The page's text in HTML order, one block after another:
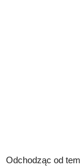
Odchodząc od